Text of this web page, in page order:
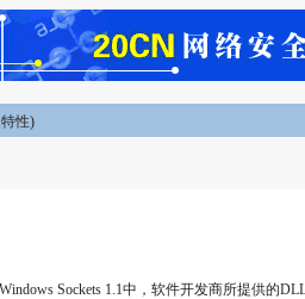
性)
Sockets 1.1中，软件开发商所提供的